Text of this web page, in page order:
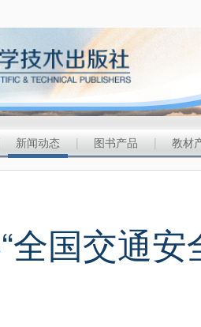
新闻动态 | 图书产品 | 教材
全国交通